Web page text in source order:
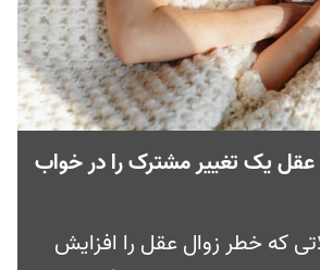
عقل یک تغییر مشترک را در خواب
که خطر زوال عقل را افزایش